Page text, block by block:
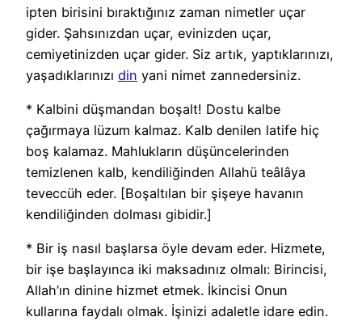
ipten birisini bıraktığınız zaman nimetler uçar
gider. Şahsınızdan uçar, evinizden uçar,
cemiyetinizden uçar gider. Siz artık, yaptıklarınızı,
yaşadıklarınızı din yani nimet zannedersiniz.
* Kalbini düşmandan boşalt! Dostu kalbe
çağırmaya lüzum kalmaz. Kalb denilen latife hiç
boş kalamaz. Mahlukların düşüncelerinden
temizlenen kalb, kendiliğinden Allahü teâlâya
teveccüh eder. [Boşaltılan bir şişeye havanın
kendiliğinden dolması gibidir.]
* Bir iş nasıl başlarsa öyle devam eder. Hizmete,
bir işe başlayınca iki maksadınız olmalı: Birincisi,
Allah’ın dinine hizmet etmek. İkincisi Onun
kullarına faydalı olmak. İşinizi adaletle idare edin.